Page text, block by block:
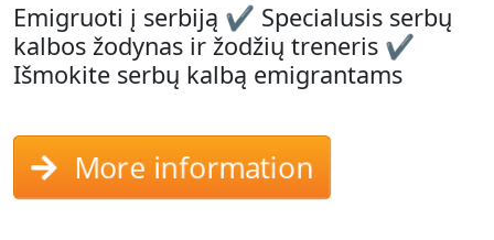
Emigruoti į serbiją ✔ Specialusis serbų
kalbos žodynas ir žodžių treneris ✔
Išmokite serbų kalbą emigrantams
More information